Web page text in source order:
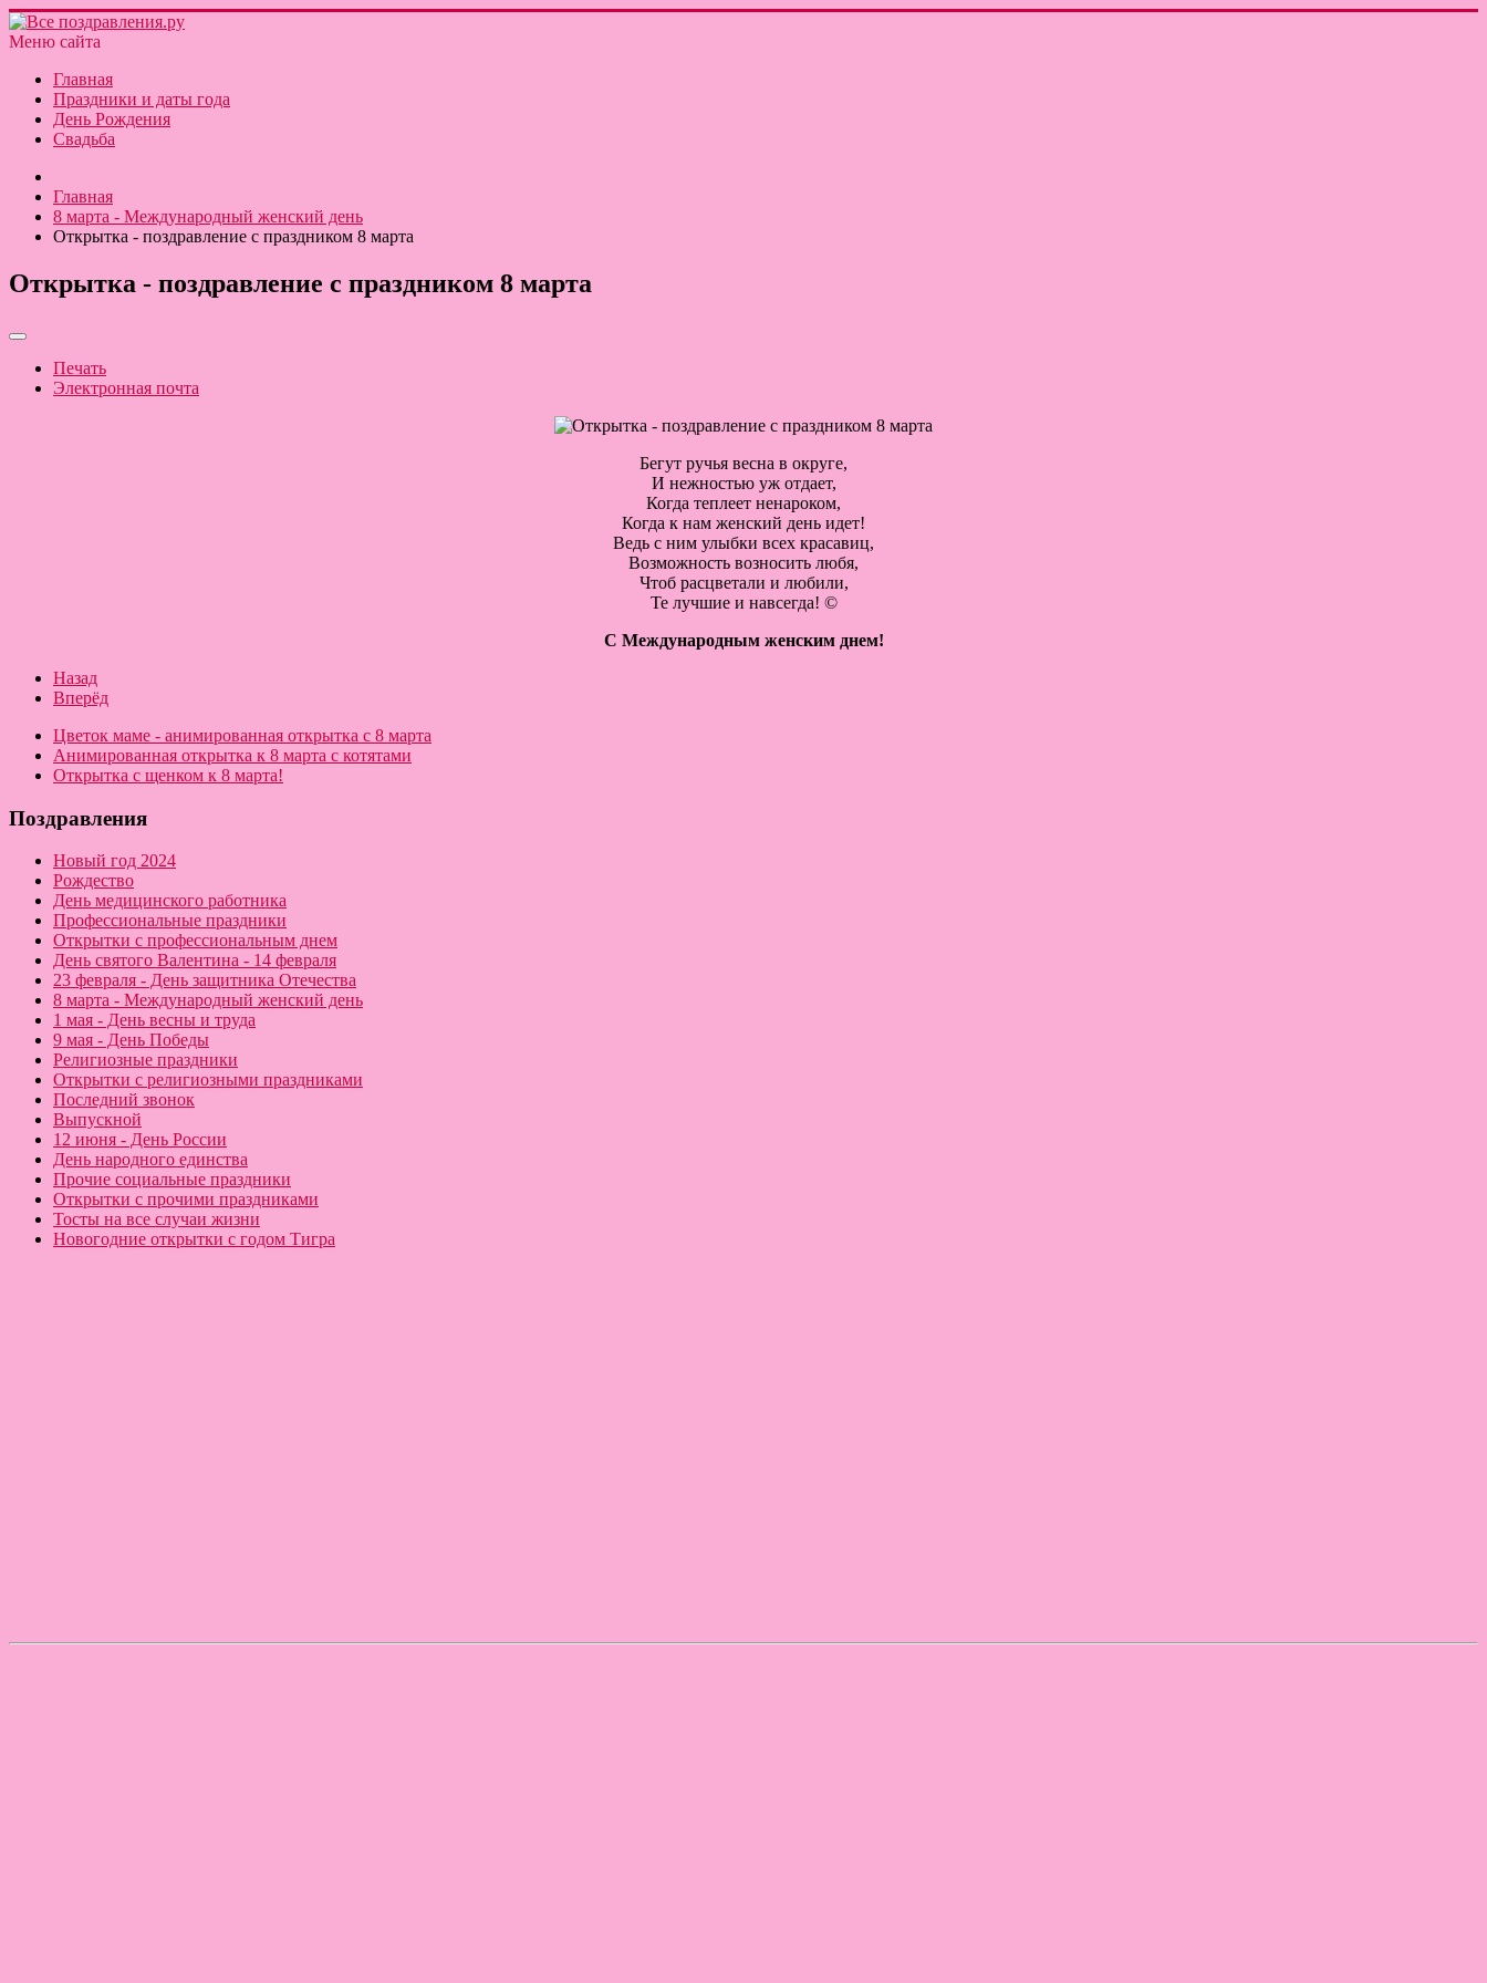
Меню сайта
Главная
Праздники и даты года
День Рождения
Свадьба
Главная
8 марта - Международный женский день
Открытка - поздравление с праздником 8 марта
Открытка - поздравление с праздником 8 марта
Печать
Электронная почта
Бегут ручья весна в округе,
И нежностью уж отдает,
Когда теплеет ненароком,
Когда к нам женский день идет!
Ведь с ним улыбки всех красавиц,
Возможность возносить любя,
Чтоб расцветали и любили,
Те лучшие и навсегда! ©
С Международным женским днем!
Назад
Вперёд
Цветок маме - анимированная открытка с 8 марта
Анимированная открытка к 8 марта с котятами
Открытка с щенком к 8 марта!
Поздравления
Новый год 2024
Рождество
День медицинского работника
Профессиональные праздники
Открытки с профессиональным днем
День святого Валентина - 14 февраля
23 февраля - День защитника Отечества
8 марта - Международный женский день
1 мая - День весны и труда
9 мая - День Победы
Религиозные праздники
Открытки с религиозными праздниками
Последний звонок
Выпускной
12 июня - День России
День народного единства
Прочие социальные праздники
Открытки с прочими праздниками
Тосты на все случаи жизни
Новогодние открытки с годом Тигра